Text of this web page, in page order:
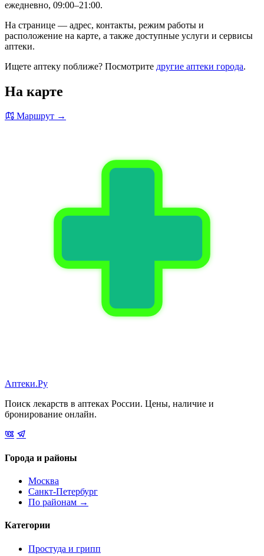
ежедневно, 09:00–21:00.
На странице — адрес, контакты, режим работы и
расположение на карте, а также доступные услуги и сервисы
аптеки.
Ищете аптеку поближе? Посмотрите другие аптеки города.
На карте
Маршрут →
Аптеки.Ру
Поиск лекарств в аптеках России. Цены, наличие и
бронирование онлайн.
Города и районы
Москва
Санкт-Петербург
По районам →
Категории
Простуда и грипп